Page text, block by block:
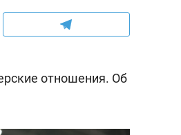
отношения. Об